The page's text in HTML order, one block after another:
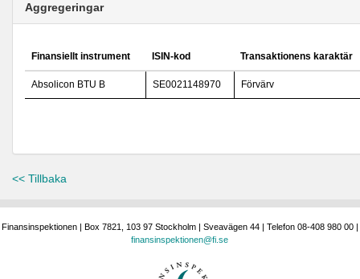
Aggregeringar
Finansiellt instrument ISIN-kod Transaktionens karaktär
Absolicon BTU B SE0021148970 Förvärv
<< Tillbaka
Finansinspektionen | Box 7821, 103 97 Stockholm | Sveavägen 44 | Telefon 08-408 980 00 |
finansinspektionen@fi.se